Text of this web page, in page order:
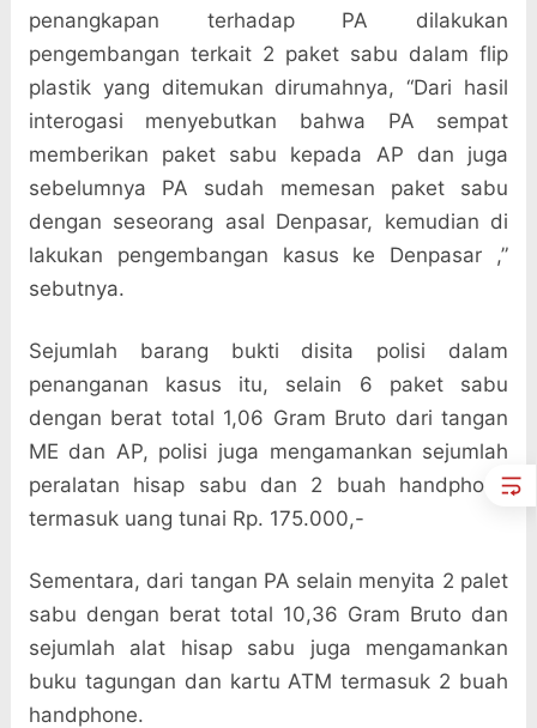
penangkapan terhadap PA dilakukan
pengembangan terkait 2 paket sabu dalam flip
plastik yang ditemukan dirumahnya, “Dari hasil
interogasi menyebutkan bahwa PA sempat
memberikan paket sabu kepada AP dan juga
sebelumnya PA sudah memesan paket sabu
dengan seseorang asal Denpasar, kemudian di
lakukan pengembangan kasus ke Denpasar ,”
sebutnya.
Sejumlah barang bukti disita polisi dalam
penanganan kasus itu, selain 6 paket sabu
dengan berat total 1,06 Gram Bruto dari tangan
ME dan AP, polisi juga mengamankan sejumlah
peralatan hisap sabu dan 2 buah handphone
termasuk uang tunai Rp. 175.000,-
Sementara, dari tangan PA selain menyita 2 palet
sabu dengan berat total 10,36 Gram Bruto dan
sejumlah alat hisap sabu juga mengamankan
buku tagungan dan kartu ATM termasuk 2 buah
handphone.